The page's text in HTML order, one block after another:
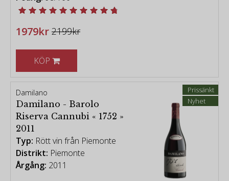
1979kr 2199kr
KÖP
Prissänkt
Nyhet
Damilano
Damilano - Barolo
Riserva Cannubi « 1752 »
2011
Typ: Rött vin från Piemonte
Distrikt: Piemonte
Årgång: 2011